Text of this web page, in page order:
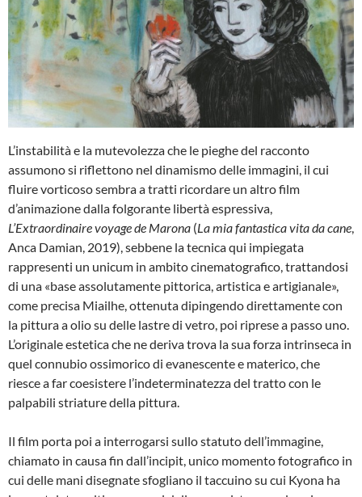
L’instabilità e la mutevolezza che le pieghe del racconto
assumono si riflettono nel dinamismo delle immagini, il cui
fluire vorticoso sembra a tratti ricordare un altro film
d’animazione dalla folgorante libertà espressiva,
L’Extraordinaire voyage de Marona (La miafantastica vita da cane,
Anca Damian, 2019), sebbene la tecnica qui impiegata
rappresenti un unicum in ambito cinematografico, trattandosi
di una «base assolutamente pittorica, artistica e artigianale»,
come precisa Miailhe, ottenuta dipingendo direttamente con
la pittura a olio su delle lastre di vetro, poi riprese a passo uno.
L’originale estetica che ne deriva trova la sua forza intrinseca in
quel connubio ossimorico di evanescente e materico, che
riesce a far coesistere l’indeterminatezza del tratto con le
palpabili striature della pittura.
Il film porta poi a interrogarsi sullo statuto dell’immagine,
chiamato in causa fin dall’incipit, unico momento fotografico in
cui delle mani disegnate sfogliano il taccuino su cui Kyona ha